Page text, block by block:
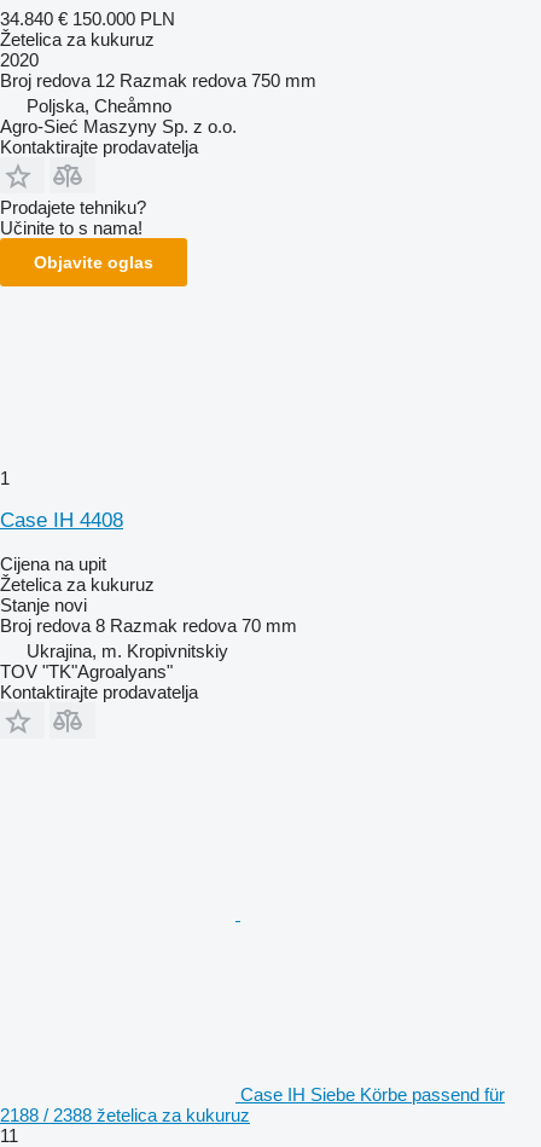
34.840 € 150.000 PLN
Žetelica za kukuruz
2020
Broj redova 12 Razmak redova 750 mm
Poljska, Cheåmno
Agro-Sieć Maszyny Sp. z o.o.
Kontaktirajte prodavatelja
Prodajete tehniku?
Učinite to s nama!
Objavite oglas
1
Case IH 4408
Cijena na upit
Žetelica za kukuruz
Stanje novi
Broj redova 8 Razmak redova 70 mm
Ukrajina, m. Kropivnitskiy
TOV "TK"Agroalyans"
Kontaktirajte prodavatelja
Case IH Siebe Körbe passend für
2188 / 2388 žetelica za kukuruz
11